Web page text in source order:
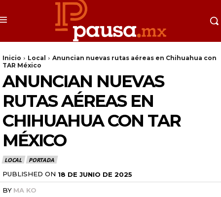
Inicio Local
Anuncian nuevas rutas aéreas en Chihuahua con
TAR México
ANUNCIAN NUEVAS
RUTAS AÉREAS EN
CHIHUAHUA CON TAR
MÉXICO
LOCAL PORTADA
PUBLISHED ON 18 DE JUNIO DE 2025
BY MA KO